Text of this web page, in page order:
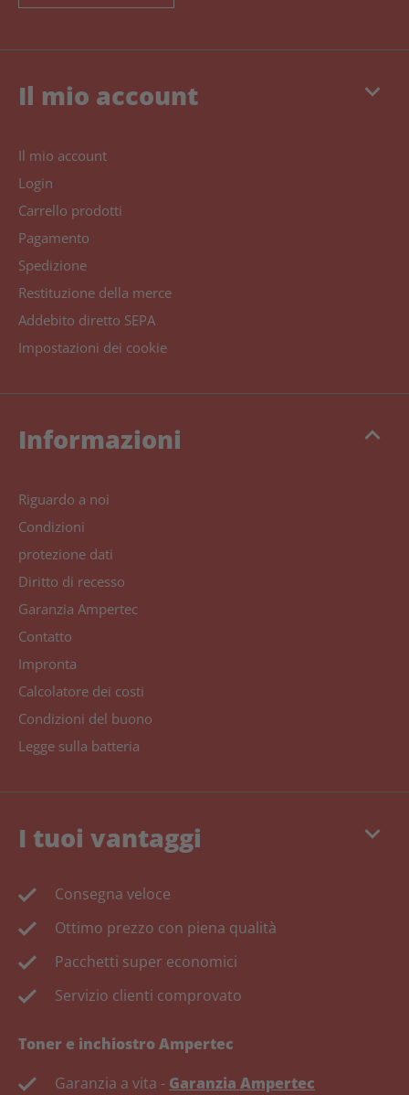
keyboard_arrow_down
Il mio account
Il mio account
Login
Carrello prodotti
Pagamento
Spedizione
Restituzione della merce
Addebito diretto SEPA
Impostazioni dei cookie
keyboard_arrow_up
Informazioni
Riguardo a noi
Condizioni
protezione dati
Diritto di recesso
Garanzia Ampertec
Contatto
Impronta
Calcolatore dei costi
Condizioni del buono
Legge sulla batteria
keyboard_arrow_down
I tuoi vantaggi
Consegna veloce
Ottimo prezzo con piena qualità
Pacchetti super economici
Servizio clienti comprovato
Toner e inchiostro Ampertec
Garanzia a vita - Garanzia Ampertec